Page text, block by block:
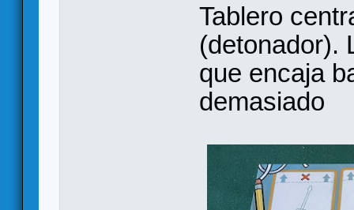
Tablero
(detonador).
que encaja
demasiado